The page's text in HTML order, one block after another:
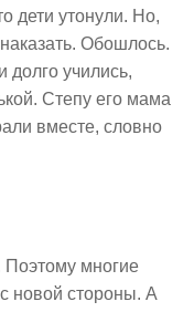
дети утонули. Но,
Обошлось.
долго учились,
Степу его мама
вместе, словно
Поэтому многие
новой стороны. А